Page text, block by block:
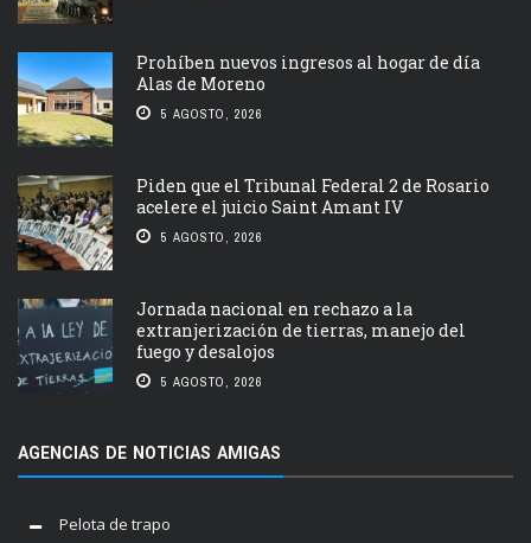
Prohíben nuevos ingresos al hogar de día
Alas de Moreno
5 AGOSTO, 2026
Piden que el Tribunal Federal 2 de Rosario
acelere el juicio Saint Amant IV
5 AGOSTO, 2026
Jornada nacional en rechazo a la
extranjerización de tierras, manejo del
fuego y desalojos
5 AGOSTO, 2026
AGENCIAS DE NOTICIAS AMIGAS
Pelota de trapo